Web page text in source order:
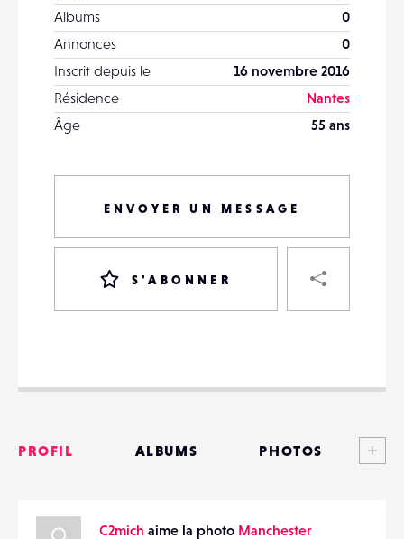
Albums
0
Annonces
0
Inscrit depuis le
16 novembre 2016
Résidence
Nantes
Âge
55 ans
ENVOYER UN MESSAGE
S'ABONNER
DESTINATAIRE
VOTRE
VOTRE
PROFIL ALBUMS PHOTOS
MATÉRIELS
C2mich aime la photo Manchester